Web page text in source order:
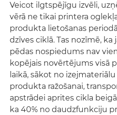
Veicot ilgtspējīgu izvēli,
vērā ne tikai printera
produkta lietošanas
dzīves ciklā. Tas nozīmē, ka
pēdas nospiedums nav
kopējais novērtējums visā
laikā, sākot no
produkta ražošanai,
apstrādei aprites cikla
ka 40% no daudzfunkciju